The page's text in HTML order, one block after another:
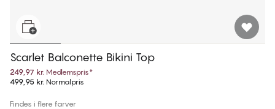
Scarlet Balconette Bikini Top
249,97 kr. Medlemspris*
499,95 kr. Normalpris
Findes i flere farver